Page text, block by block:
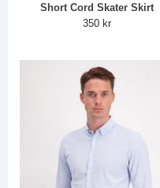
Short Cord Skater Skirt
350 kr